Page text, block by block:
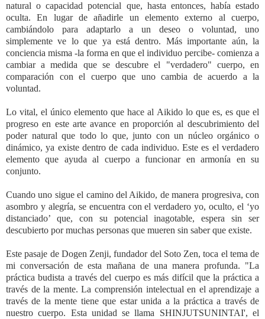
natural o capacidad potencial que, hasta entonces, había estado
oculta. En lugar de añadirle un elemento externo al cuerpo,
cambiándolo para adaptarlo a un deseo o voluntad, uno
simplemente ve lo que ya está dentro. Más importante aún, la
conciencia misma -la forma en que el individuo percibe- comienza a
cambiar a medida que se descubre el "verdadero" cuerpo, en
comparación con el cuerpo que uno cambia de acuerdo a la
voluntad.
Lo vital, el único elemento que hace al Aikido lo que es, es que el
progreso en este arte avance en proporción al descubrimiento del
poder natural que todo lo que, junto con un núcleo orgánico o
dinámico, ya existe dentro de cada individuo. Este es el verdadero
elemento que ayuda al cuerpo a funcionar en armonía en su
conjunto.
Cuando uno sigue el camino del Aikido, de manera progresiva, con
asombro y alegría, se encuentra con el verdadero yo, oculto, el ‘yo
distanciado’ que, con su potencial inagotable, espera sin ser
descubierto por muchas personas que mueren sin saber que existe.
Este pasaje de Dogen Zenji, fundador del Soto Zen, toca el tema de
mi conversación de esta mañana de una manera profunda. "La
práctica budista a través del cuerpo es más difícil que la práctica a
través de la mente. La comprensión intelectual en el aprendizaje a
través de la mente tiene que estar unida a la práctica a través de
nuestro cuerpo. Esta unidad se llama SHINJUTSUNINTAI', el